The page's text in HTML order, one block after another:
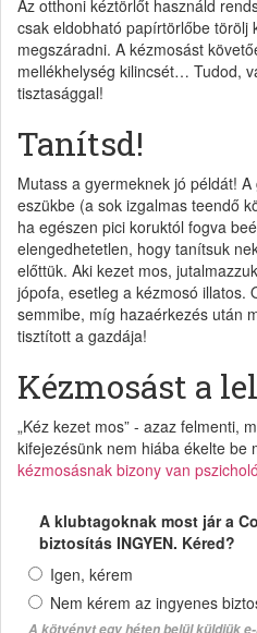
Az otthoni kéztörlőt használd
csak eldobható papírtörlőbe törölj
megszáradni. A kézmosást
mellékhelység kilincsét… Tudod,
tisztasággal!
Tanítsd!
Mutass a gyermeknek jó példát!
eszükbe (a sok izgalmas teendő
ha egészen pici koruktól fogva
elengedhetetlen, hogy tanítsuk
előttük. Aki kezet mos,
jópofa, esetleg a kézmosó illatos.
semmibe, míg hazaérkezés után
tisztított a gazdája!
Kézmosást a
„Kéz kezet mos” - azaz felmenti,
kifejezésünk nem hiába ékelte be
kézmosásnak bizony van
A klubtagoknak most jár a
biztosítás INGYEN. Kéred?
Igen, kérem
Nem kérem az ingyenes
A kötvényt egy héten belül küldjük